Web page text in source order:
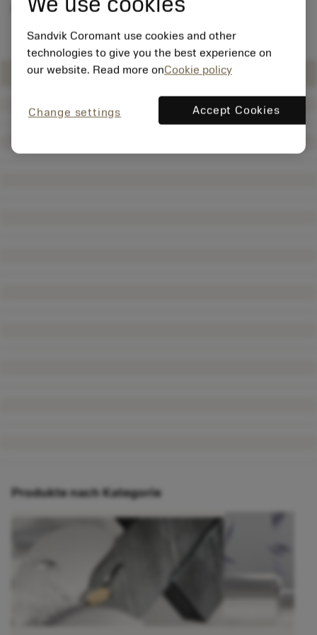
anzunehmen
Produkte nach Kategorie
Sandvik Coromant use cookies and other
technologies to give you the best experience on
our website. Read more onCookie policy
Change settings Accept Cookies